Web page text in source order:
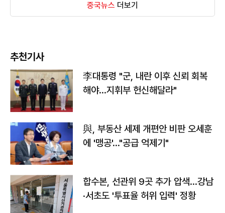
중국뉴스 더보기
추천기사
李대통령 "군, 내란 이후 신뢰 회복
해야…지휘부 헌신해달라"
與, 부동산 세제 개편안 비판 오세훈
에 '맹공'…"공급 억제기"
합수본, 선관위 9곳 추가 압색…강남
·서초도 '투표율 허위 입력' 정황